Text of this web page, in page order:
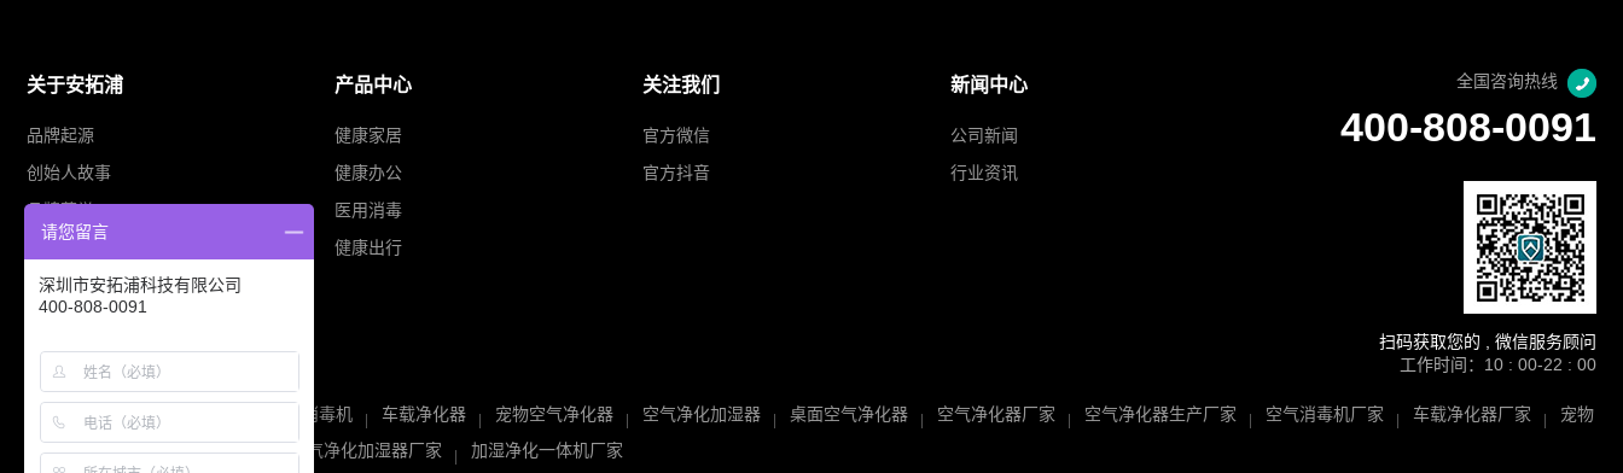
关于安拓浦
品牌起源
创始人故事
产品中心
健康家居
健康办公
医用消毒
健康出行
关注我们
官方微信
官方抖音
新闻中心
公司新闻
行业资讯
全国咨询热线
400-808-0091
扫码获取您的 , 微信服务顾问
工作时间：10 : 00-22 : 00
空气净化器 空气消毒机 车载净化器 宠物空气净化器 空气净化加湿器 桌面空气净化器 空气净化器厂家 空气净化器生产厂家 空气消毒机厂家 车载净化器厂家
宠物
空气净化器厂家
空气净化加湿器厂家 加湿净化一体机厂家
请您留言
深圳市安拓浦科技有限公司
400-808-0091